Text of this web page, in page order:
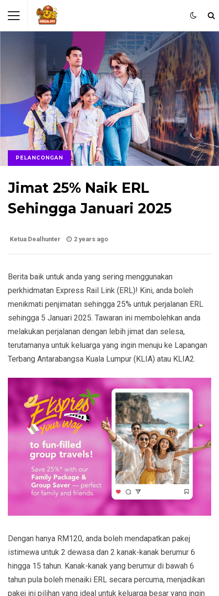
PELANCONGAN
Jimat 25% Naik ERL
Sehingga Januari 2025
Ketua Dealhunter 2 years ago
Berita baik untuk anda yang sering menggunakan
perkhidmatan Express Rail Link (ERL)! Kini, anda boleh
menikmati penjimatan sehingga 25% untuk perjalanan ERL
sehingga 5 Januari 2025. Tawaran ini membolehkan anda
melakukan perjalanan dengan lebih jimat dan selesa,
terutamanya untuk keluarga yang ingin menuju ke Lapangan
Terbang Antarabangsa Kuala Lumpur (KLIA) atau KLIA2.
Dengan hanya RM120, anda boleh mendapatkan pakej
istimewa untuk 2 dewasa dan 2 kanak-kanak berumur 6
hingga 15 tahun. Kanak-kanak yang berumur di bawah 6
tahun pula boleh menaiki ERL secara percuma, menjadikan
pakej ini pilihan yang ideal untuk keluarga besar yang ingin